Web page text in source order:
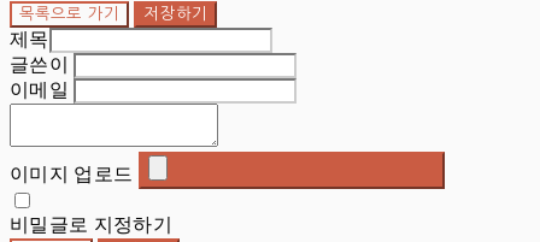
목록으로 가기 저장하기
제목
글쓴이
이메일
이미지 업로드
비밀글로 지정하기